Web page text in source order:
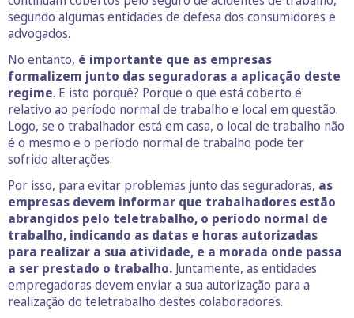
segundo algumas entidades de defesa dos consumidores e
advogados.
No entanto, é importante que as empresas
formalizem junto das seguradoras a aplicação deste
regime. E isto porquê? Porque o que está coberto é
relativo ao período normal de trabalho e local em questão.
Logo, se o trabalhador está em casa, o local de trabalho não
é o mesmo e o período normal de trabalho pode ter
sofrido alterações.
Por isso, para evitar problemas junto das seguradoras, as
empresas devem informar que trabalhadores estão
abrangidos pelo teletrabalho, o período normal de
trabalho, indicando as datas e horas autorizadas
para realizar a sua atividade, e a morada onde passa
a ser prestado o trabalho. Juntamente, as entidades
empregadoras devem enviar a sua autorização para a
realização do teletrabalho destes colaboradores.